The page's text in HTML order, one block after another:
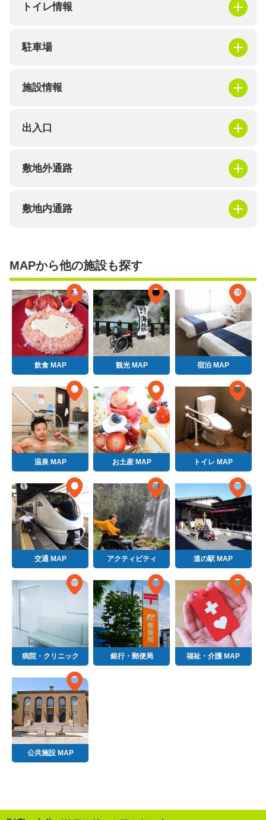
トイレ情報
駐車場
施設情報
出入口
敷地外通路
敷地内通路
MAPから他の施設も探す
飲食 MAP 観光 MAP 宿泊 MAP
温泉 MAP お土産 MAP トイレ MAP
交通 MAP アクティビティ 道の駅 MAP
病院・クリニック 銀行・郵便局 福祉・介護 MAP
公共施設 MAP